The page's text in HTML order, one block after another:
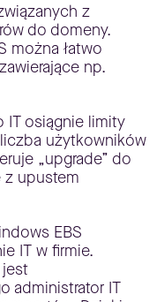
z
do domeny.
można łatwo
np.
IT osiągnie limity
użytkowników
„upgrade” do
upustem
EBS
IT w firmie.
administrator IT